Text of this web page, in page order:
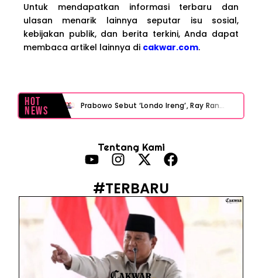
Untuk mendapatkan informasi terbaru dan
ulasan menarik lainnya seputar isu sosial,
kebijakan publik, dan berita terkini, Anda dapat
membaca artikel lainnya di cakwar.com.
Hot
News Prabowo Sebut ‘Londo Ireng’, Ray Rangkuti Desak DPR Bersikap, Ini Ulasan Politiknya
Baterai Apple Watch Cepat Boros? Ini Penyebab dan Cara Mengatasinya
HP Huawei Cepat Panas? Ini Penyebab Utama dan Cara Mengatasinya
HP Realme Kena Air Tidak Bisa Dicas? Jangan Langsung Charge, Ini Solusinya
Tentang Kami
#TERBARU